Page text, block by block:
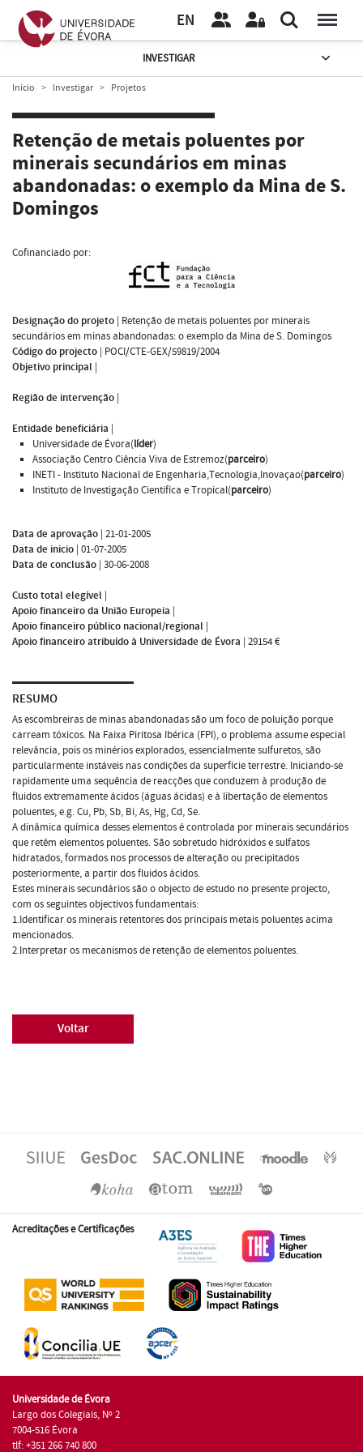
EN
INVESTIGAR
Início Investigar Projetos
Retenção de metais poluentes por
minerais secundários em minas
abandonadas: o exemplo da Mina de S.
Domingos
Cofinanciado por:
Designação do projeto | Retenção de metais poluentes por minerais
secundários em minas abandonadas: o exemplo da Mina de S. Domingos
Código do projecto | POCI/CTE-GEX/59819/2004
Objetivo principal |
Região de intervenção |
Entidade beneficiária |
Universidade de Évora(líder)
Associação Centro Ciência Viva de Estremoz(parceiro)
INETI - Instituto Nacional de Engenharia,Tecnologia,Inovaçao(parceiro)
Instituto de Investigação Cientifíca e Tropical(parceiro)
Data de aprovação | 21-01-2005
Data de inicio | 01-07-2005
Data de conclusão | 30-06-2008
Custo total elegível |
Apoio financeiro da União Europeia |
Apoio financeiro público nacional/regional |
Apoio financeiro atribuído à Universidade de Évora | 29154 €
RESUMO
As escombreiras de minas abandonadas são um foco de poluição porque
carream tóxicos. Na Faixa Piritosa Ibérica (FPI), o problema assume especial
relevância, pois os minérios explorados, essencialmente sulfuretos, são
particularmente instáveis nas condições da superfície terrestre. Iniciando-se
rapidamente uma sequência de reacções que conduzem à produção de
fluidos extremamente ácidos (águas ácidas) e à libertação de elementos
poluentes, e.g. Cu, Pb, Sb, Bi, As, Hg, Cd, Se.
A dinâmica química desses elementos é controlada por minerais secundários
que retêm elementos poluentes. São sobretudo hidróxidos e sulfatos
hidratados, formados nos processos de alteração ou precipitados
posteriormente, a partir dos fluidos ácidos.
Estes minerais secundários são o objecto de estudo no presente projecto,
com os seguintes objectivos fundamentais:
1.Identificar os minerais retentores dos principais metais poluentes acima
mencionados.
2.Interpretar os mecanismos de retenção de elementos poluentes.
Voltar
Acreditações e Certificações
Universidade de Évora
Largo dos Colegiais, Nº 2
7004-516 Évora
tlf: +351 266 740 800